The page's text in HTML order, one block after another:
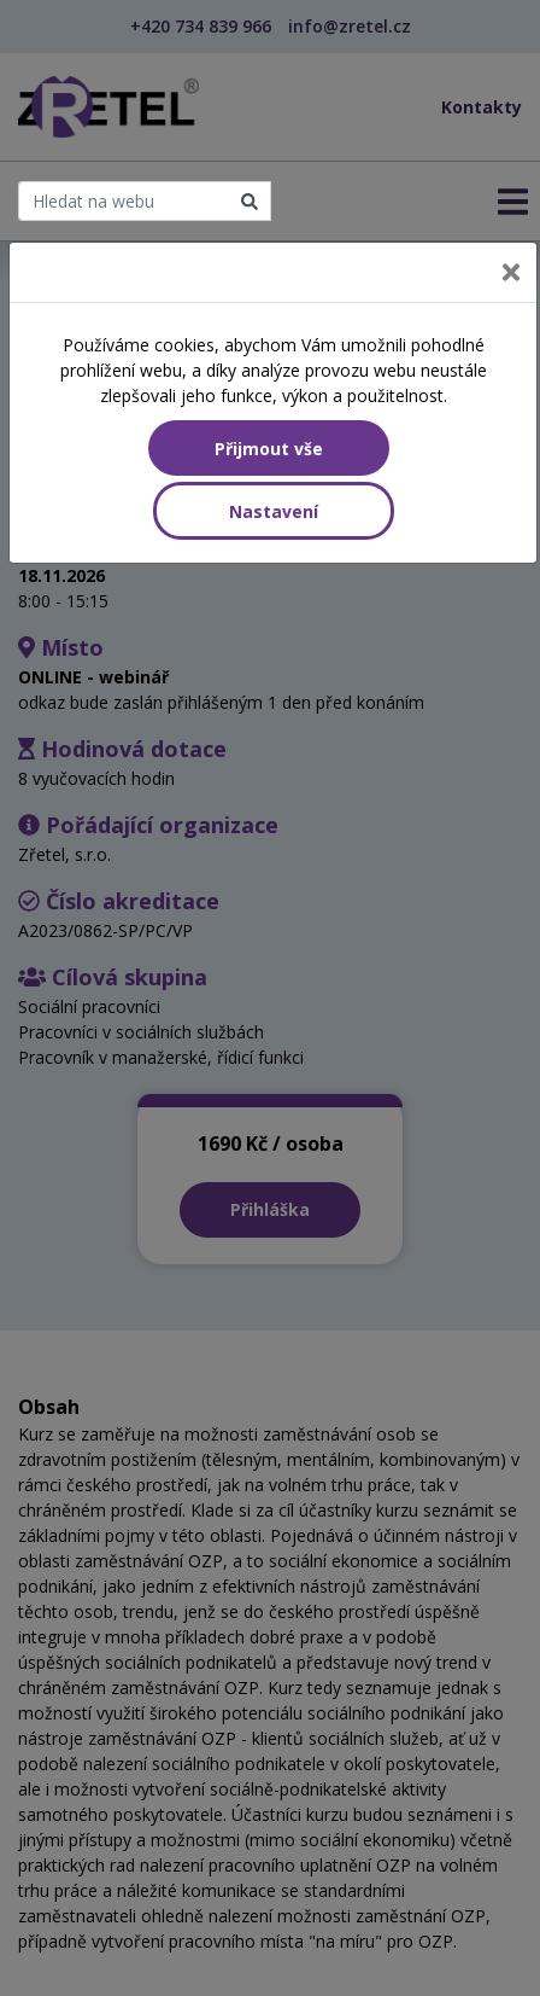
+420 734 839 966 info@zretel.cz
Kontakty
Sociální ekonomika a
zaměstnávání osob se
zdravotním postižením
18.11.2026
8:00 - 15:15
Místo
ONLINE - webinář
odkaz bude zaslán přihlášeným 1 den před konáním
Hodinová dotace
8 vyučovacích hodin
Pořádající organizace
Zřetel, s.r.o.
Číslo akreditace
A2023/0862-SP/PC/VP
Cílová skupina
Sociální pracovníci
Pracovníci v sociálních službách
Pracovník v manažerské, řídicí funkci
1690 Kč / osoba
Přihláška
Obsah
Kurz se zaměřuje na možnosti zaměstnávání osob se
zdravotním postižením (tělesným, mentálním, kombinovaným) v
rámci českého prostředí, jak na volném trhu práce, tak v
chráněném prostředí. Klade si za cíl účastníky kurzu seznámit se
základními pojmy v této oblasti. Pojednává o účinném nástroji v
oblasti zaměstnávání OZP, a to sociální ekonomice a sociálním
podnikání, jako jedním z efektivních nástrojů zaměstnávání
těchto osob, trendu, jenž se do českého prostředí úspěšně
integruje v mnoha příkladech dobré praxe a v podobě
úspěšných sociálních podnikatelů a představuje nový trend v
chráněném zaměstnávání OZP. Kurz tedy seznamuje jednak s
možností využití širokého potenciálu sociálního podnikání jako
nástroje zaměstnávání OZP - klientů sociálních služeb, ať už v
podobě nalezení sociálního podnikatele v okolí poskytovatele,
ale i možnosti vytvoření sociálně-podnikatelské aktivity
samotného poskytovatele. Účastníci kurzu budou seznámeni i s
jinými přístupy a možnostmi (mimo sociální ekonomiku) včetně
praktických rad nalezení pracovního uplatnění OZP na volném
trhu práce a náležité komunikace se standardními
zaměstnavateli ohledně nalezení možnosti zaměstnání OZP,
případně vytvoření pracovního místa "na míru" pro OZP.
Používáme cookies, abychom Vám umožnili pohodlné
prohlížení webu, a díky analýze provozu webu neustále
zlepšovali jeho funkce, výkon a použitelnost.
Přijmout vše
Nastavení